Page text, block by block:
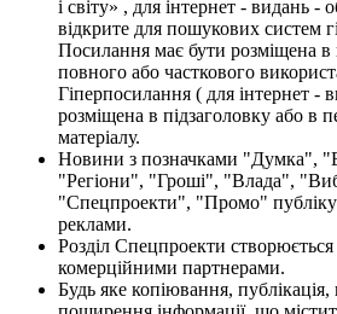
і світу» , для інтернет - видань -
відкрите для пошукових систем
Посилання має бути розміщена в
повного або часткового
Гіперпосилання ( для інтернет -
розміщена в підзаголовку або в
матеріалу.
Новини з позначками "Думка",
"Регіони", "Гроші", "Влада",
"Спецпроекти", "Промо"
реклами.
Розділ Спецпроекти створюється
комерційними партнерами.
Будь яке копіювання,